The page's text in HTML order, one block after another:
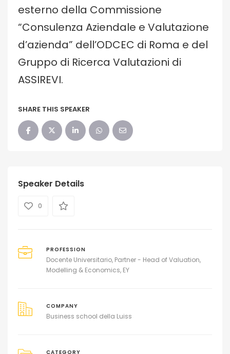
esterno della Commissione
“Consulenza Aziendale e Valutazione
d’azienda” dell’ODCEC di Roma e del
Gruppo di Ricerca Valutazioni di
ASSIREVI.
SHARE THIS SPEAKER
Speaker Details
0
PROFESSION
Docente Universitario, Partner - Head of Valuation,
Modelling & Economics, EY
COMPANY
Business school della Luiss
CATEGORY